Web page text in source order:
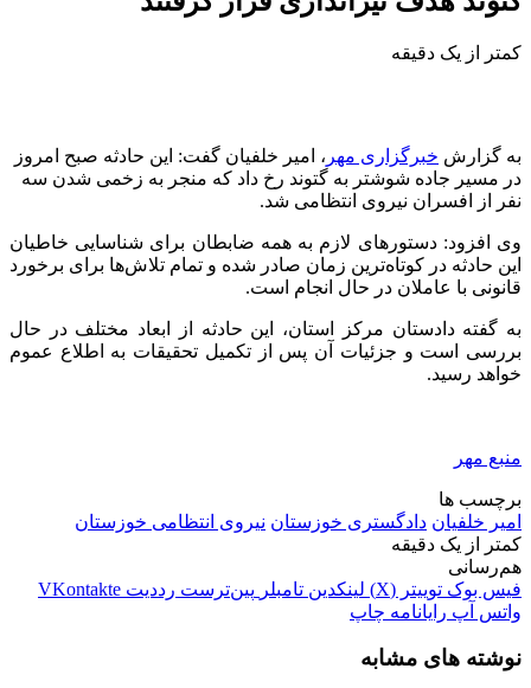
کمتر از یک دقیقه
به گزارش خبرگزاری مهر ، امیر خلفیان گفت: این حادثه صبح امروز
در مسیر جاده شوشتر به گتوند رخ داد که منجر به زخمی شدن سه
نفر از افسران نیروی انتظامی شد.
وی افزود: دستورهای لازم به همه ضابطان برای شناسایی خاطیان
این حادثه در کوتاه‌ترین زمان صادر شده و تمام تلاش‌ها برای برخورد
قانونی با عاملان در حال انجام است.
به گفته دادستان مرکز استان، این حادثه از ابعاد مختلف در حال
بررسی است و جزئیات آن پس از تکمیل تحقیقات به اطلاع عموم
خواهد رسید.
منبع مهر
برچسب ها
امیر خلفیان دادگستری خوزستان نیروی انتظامی خوزستان
کمتر از یک دقیقه
هم‌رسانی
فیس بوک توییتر (X) لینکدین ‫تامبلر ‫پین‌ترست ‫رددیت ‫VKontakte
واتس آپ رایانامه چاپ
نوشته های مشابه